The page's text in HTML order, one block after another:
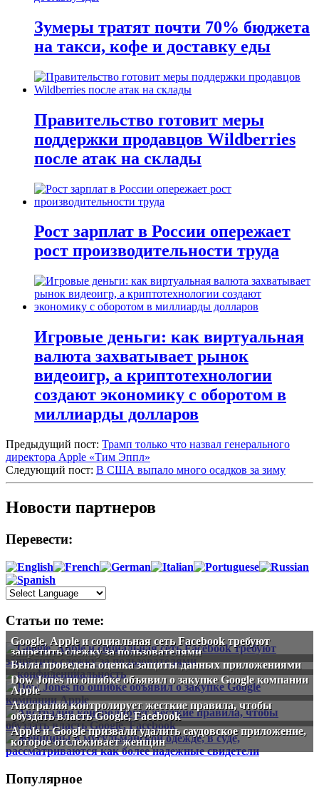
Зумеры тратят почти 70% бюджета
на такси, кофе и доставку еды
Правительство готовит меры
поддержки продавцов Wildberries
после атак на склады
Рост зарплат в России опережает
рост производительности труда
Игровые деньги: как виртуальная
валюта захватывает рынок
видеоигр, а криптотехнологии
создают экономику с оборотом в
миллиарды долларов
Предыдущий пост: Трамп только что назвал генерального
директора Apple «Тим Эппл»
Следующий пост: В США выпало много осадков за зиму
Новости партнеров
Перевести:
Статьи по теме:
Google, Аpple и социальная сеть Facebook требуют
запретить слежку за пользователями
Была проведена оценка защиты данных приложениями
Dow Jones по ошибке объявил о закупке Google компании
Apple
Австралия контролирует жесткие правила, чтобы
обуздать власть Google, Facebook
Apple и Google призвали удалить саудовское приложение,
которое отслеживает женщин
Популярное